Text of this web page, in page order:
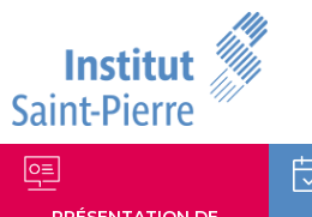
contenu